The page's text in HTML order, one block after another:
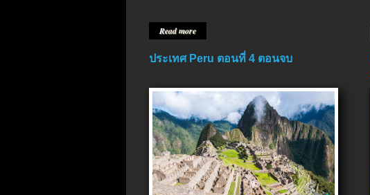
Read more
ประเทศ Peru ตอนที่ 4 ตอนจบ